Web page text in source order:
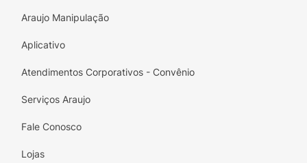
Linha:The Tropical Edition (Lata Amarela).
Sabor:
Volume: 473ml.
Ingredientes:
Araujo Manipulação
Aplicativo
Atendimentos Corporativos - Convênio
Serviços Araujo
Fale Conosco
Lojas